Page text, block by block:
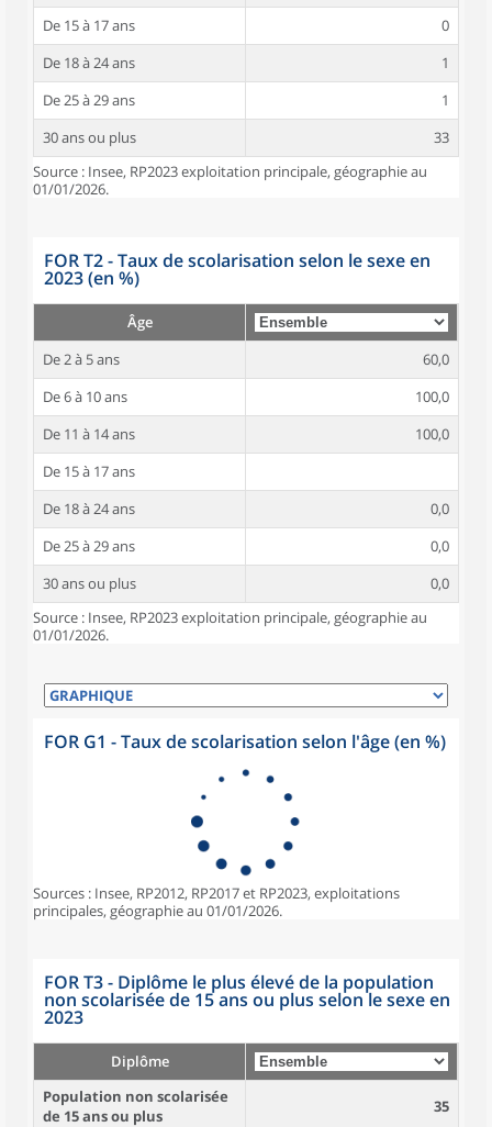
De 15 à 17 ans
0
De 18 à 24 ans
1
De 25 à 29 ans
1
30 ans ou plus
33
Source : Insee, RP2023 exploitation principale, géographie au
01/01/2026.
FOR T2 - Taux de scolarisation selon le sexe en
2023 (en %)
Âge
De 2 à 5 ans
60,0
De 6 à 10 ans
100,0
De 11 à 14 ans
100,0
De 15 à 17 ans
De 18 à 24 ans
0,0
De 25 à 29 ans
0,0
30 ans ou plus
0,0
Source : Insee, RP2023 exploitation principale, géographie au
01/01/2026.
FOR G1 - Taux de scolarisation selon l'âge (en %)
Sources : Insee, RP2012, RP2017 et RP2023, exploitations
principales, géographie au 01/01/2026.
FOR T3 - Diplôme le plus élevé de la population
non scolarisée de 15 ans ou plus selon le sexe en
2023
Diplôme
Population non scolarisée
de 15 ans ou plus
35